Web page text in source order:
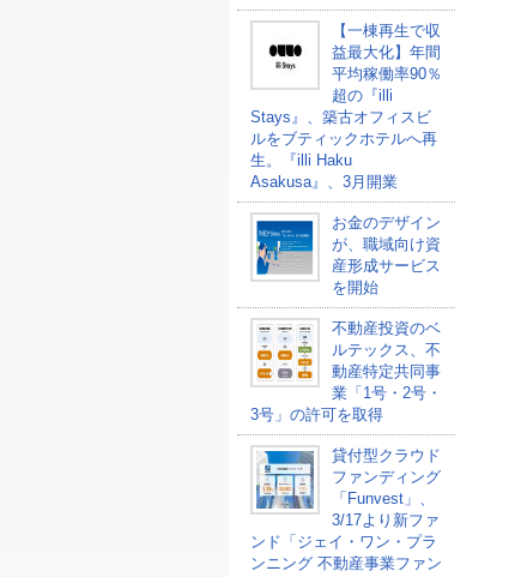
【一棟再生で収
益最大化】年間
平均稼働率90％
超の『illi
Stays』、築古オフィスビ
ルをブティックホテルへ再
生。『illi Haku
Asakusa』、3月開業
お金のデザイン
が、職域向け資
産形成サービス
を開始
不動産投資のベ
ルテックス、不
動産特定共同事
業「1号・2号・
3号」の許可を取得
貸付型クラウド
ファンディング
「Funvest」、
3/17より新ファ
ンド「ジェイ・ワン・プラ
ンニング 不動産事業ファン